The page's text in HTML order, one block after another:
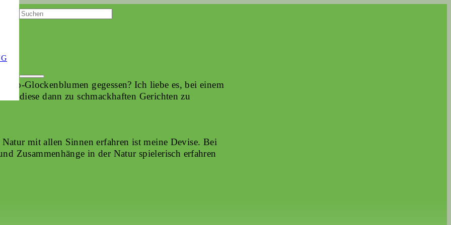
Glockenblumen gegessen? Ich liebe es, bei einem
diese dann zu schmackhaften Gerichten zu
mit allen Sinnen erfahren ist meine Devise. Bei
Zusammenhänge in der Natur spielerisch erfahren